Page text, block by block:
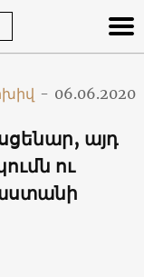
- 06.06.2020
այդ
ու